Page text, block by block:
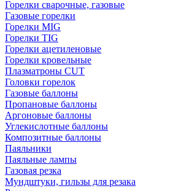
Горелки сварочные, газовые
Газовые горелки
Горелки MIG
Горелки TIG
Горелки ацетиленовые
Горелки кровельные
Плазматроны CUT
Головки горелок
Газовые баллоны
Пропановые баллоны
Аргоновые баллоны
Углекислотные баллоны
Композитные баллоны
Паяльники
Паяльные лампы
Газовая резка
Мундштуки, гильзы для резака